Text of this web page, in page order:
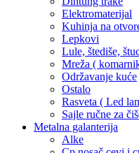
Elektromaterijal
Kuhinja na
Lepkovi
Lule, štediše,
Mreža (
Održavanje kuće
Ostalo
Rasveta ( Led
Sajle ručne za
Metalna galanterija
Alke